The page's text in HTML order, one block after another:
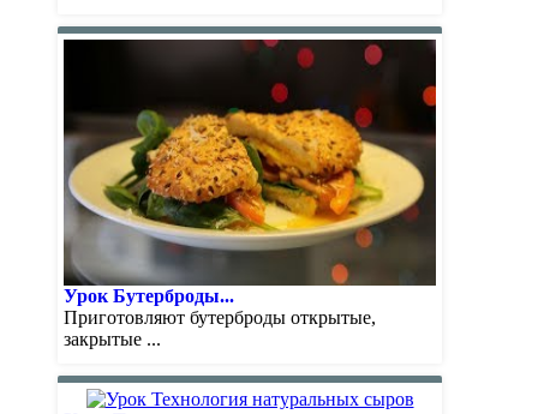
Урок Бутерброды...
Приготовляют бутерброды открытые,
закрытые ...